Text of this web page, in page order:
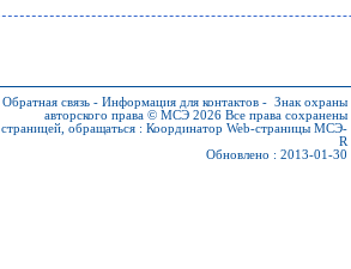
Обратная связь - Информация для контактов - Знак охраны
авторского права © МСЭ 2026 Все права сохранены
обращаться : Координатор Web-страницы МСЭ-
R
Обновлено : 2013-01-30